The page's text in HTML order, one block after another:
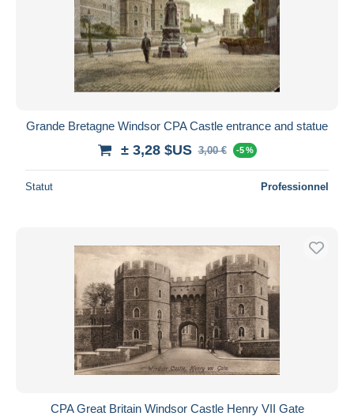
Grande Bretagne Windsor CPA Castle entrance and statue
± 3,28 $US 3,00 € -5 %
Statut Professionnel
CPA Great Britain Windsor Castle Henry VII Gate